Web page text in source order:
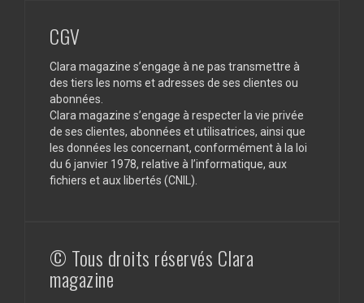
CGV
Clara magazine s’engage à ne pas transmettre à
des tiers les noms et adresses de ses clientes ou
abonnées.
Clara magazine s’engage à respecter la vie privée
de ses clientes, abonnées et utilisatrices, ainsi que
les données les concernant, conformément à la loi
du 6 janvier 1978, relative à l’informatique, aux
fichiers et aux libertés (CNIL).
© Tous droits réservés Clara
magazine